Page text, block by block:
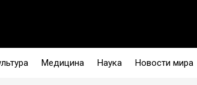
Медицина Наука Новости мира